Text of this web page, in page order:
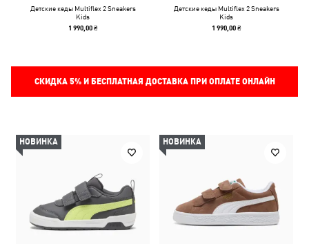
Детские кеды Multiflex 2 Sneakers
Kids
1 990,00 ₴
Детские кеды Multiflex 2 Sneakers
Kids
1 990,00 ₴
СКИДКА 5%И БЕСПЛАТНАЯ ДОСТАВКА ПРИ ОПЛАТЕ ОНЛАЙН
НОВИНКА НОВИНКА